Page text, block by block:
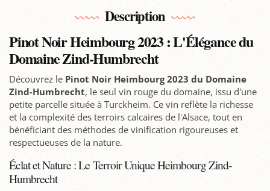
Description
Pinot Noir Heimbourg 2023 : L'Élégance du
Domaine Zind-Humbrecht
Découvrez le Pinot Noir Heimbourg 2023 du Domaine
Zind-Humbrecht, le seul vin rouge du domaine, issu d'une
petite parcelle située à Turckheim. Ce vin reflète la richesse
et la complexité des terroirs calcaires de l'Alsace, tout en
bénéficiant des méthodes de vinification rigoureuses et
respectueuses de la nature.
Éclat et Nature : Le Terroir Unique Heimbourg Zind-
Humbrecht